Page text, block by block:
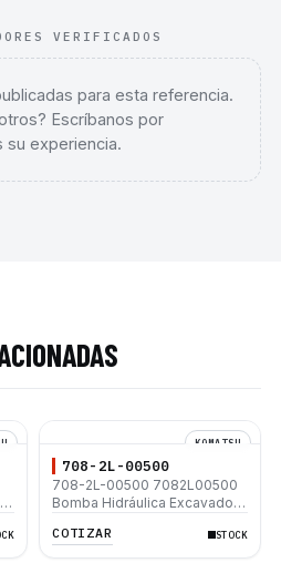
VERIFICADOS
para esta referencia.
Escríbanos por
su experiencia.
KOMATSU
708-2L-00500
708-2L-00500 7082L00500
Bomba Hidráulica Excavadora
8 PC200LC-8E0
COTIZAR STOCK